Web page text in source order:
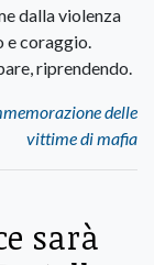
dalla violenza
coraggio.
riprendendo.
delle
vittime di mafia
sarà